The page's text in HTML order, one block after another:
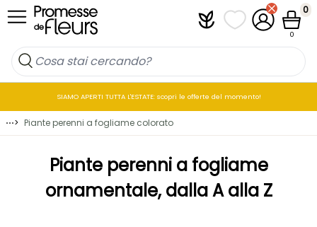
Salta al contenuto PlantfitI miei elenchi di
Il mio
0
0
SIAMO APERTI TUTTA L'ESTATE: scopri le offerte del momento!
⋯> Piante perenni a fogliame colorato
Piante perenni a fogliame
ornamentale, dalla A alla Z